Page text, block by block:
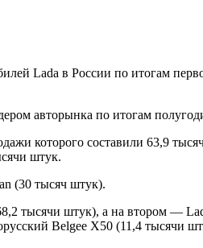
Lada в России по итогам
авторынка по итогам
которого составили 63,9
штук.
(30 тысяч штук).
тысячи штук), а на втором —
Belgee X50 (11,4 тысячи